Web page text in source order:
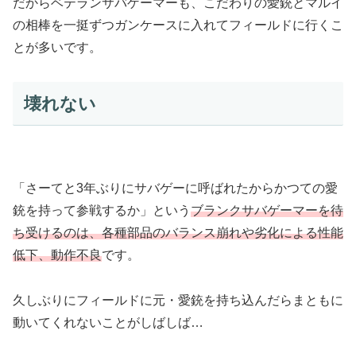
だからベテランサバゲーマーも、こだわりの愛銃とマルイ
の相棒を一挺ずつガンケースに入れてフィールドに行くこ
とが多いです。
壊れない
「さーてと3年ぶりにサバゲーに呼ばれたからかつての愛
銃を持って参戦するか」という ブランクサバゲーマーを待
ち受けるのは、各種部品のバランス崩れや劣化による性能
低下、動作不良です。
久しぶりにフィールドに元・愛銃を持ち込んだらまともに
動いてくれないことがしばしば…